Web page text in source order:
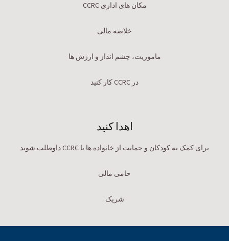
مکان های اداری CCRC
خلاصه مالی
ماموریت، چشم انداز و ارزش ها
در CCRC کار کنید
اهدا کنید
برای کمک به کودکان و حمایت از خانواده ها با CCRC داوطلب شوید
حامی مالی
شریک